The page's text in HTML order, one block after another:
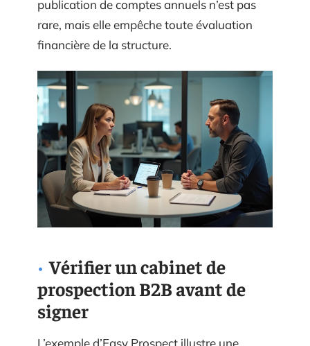
publication de comptes annuels n’est pas
rare, mais elle empêche toute évaluation
financière de la structure.
Vérifier un cabinet de
prospection B2B avant de
signer